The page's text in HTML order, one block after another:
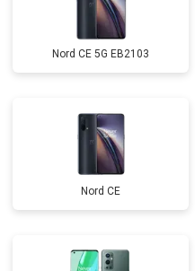
Nord CE 5G EB2103
Nord CE